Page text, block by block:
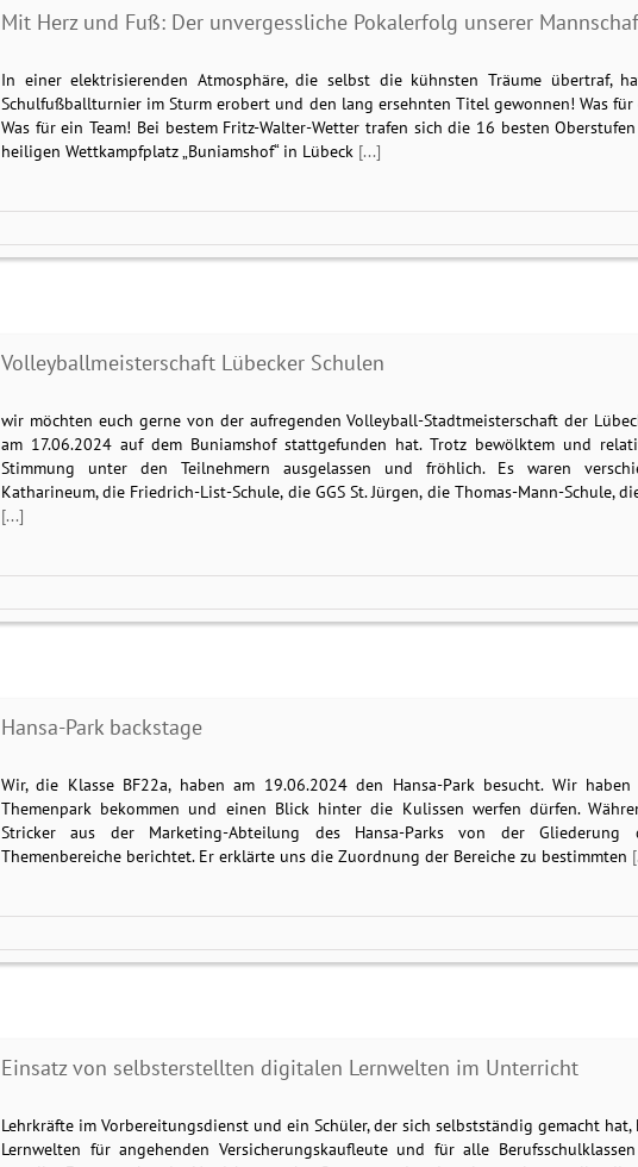
Mit Herz und Fuß: Der unvergessliche Pokalerfolg unserer
In einer elektrisierenden Atmosphäre, die selbst die kühnsten Träume übertraf,
Schulfußballturnier im Sturm erobert und den lang ersehnten Titel gewonnen! Was für
Was für ein Team! Bei bestem Fritz-Walter-Wetter trafen sich die 16 besten
heiligen Wettkampfplatz „Buniamshof“ in Lübeck [...]
Volleyballmeisterschaft Lübecker Schulen
wir möchten euch gerne von der aufregenden Volleyball-Stadtmeisterschaft der
am 17.06.2024 auf dem Buniamshof stattgefunden hat. Trotz bewölktem und
Stimmung unter den Teilnehmern ausgelassen und fröhlich. Es waren
Katharineum, die Friedrich-List-Schule, die GGS St. Jürgen, die Thomas-Mann-Schule,
[...]
Hansa-Park backstage
Wir, die Klasse BF22a, haben am 19.06.2024 den Hansa-Park besucht. Wir
Themenpark bekommen und einen Blick hinter die Kulissen werfen dürfen.
Stricker aus der Marketing-Abteilung des Hansa-Parks von der
Themenbereiche berichtet. Er erklärte uns die Zuordnung der Bereiche zu bestimmten
Einsatz von selbsterstellten digitalen Lernwelten im Unterricht
Lehrkräfte im Vorbereitungsdienst und ein Schüler, der sich selbstständig gemacht
Lernwelten für angehenden Versicherungskaufleute und für alle